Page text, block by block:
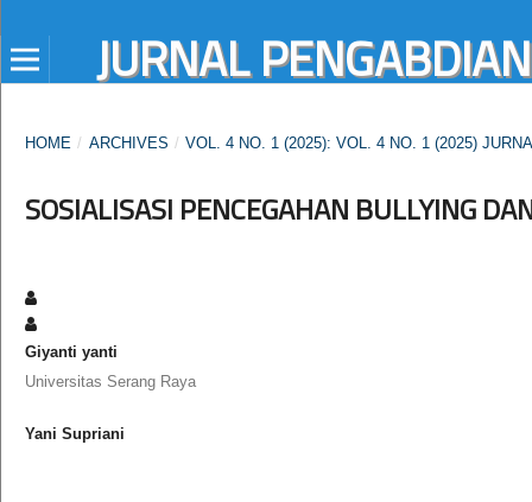
JURNAL
HOME / ARCHIVES / VOL. 4 NO. 1 (2025): VOL. 4 NO. 1 (2025)
SOSIALISASI PENCEGAHAN BULLYING
Giyanti yanti
Universitas Serang Raya
Yani Supriani